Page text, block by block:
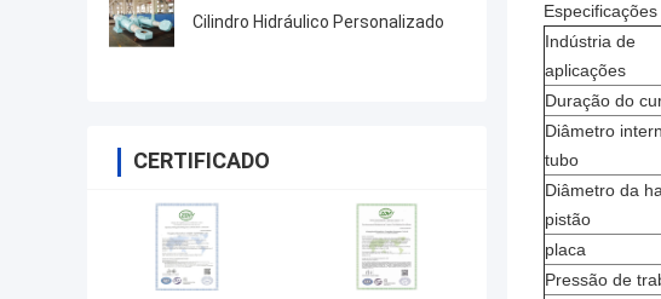
Cilindro Hidráulico Personalizado
CERTIFICADO
Indústria de
aplicações
Duração do
Diâmetro
tubo
Diâmetro da
pistão
placa
Pressão de